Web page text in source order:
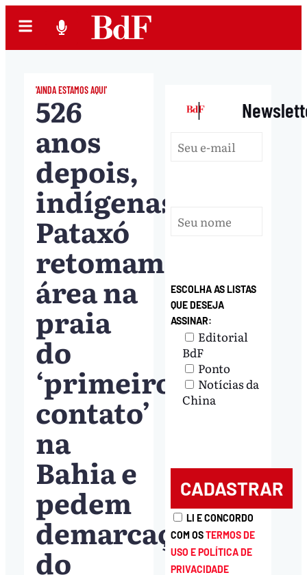
'AINDA ESTAMOS AQUI'
526
anos
depois,
indígenas
Pataxó
retomam
área na
praia
do
‘primeiro
contato’
na
Bahia e
pedem
demarcação
do
|
ESCOLHA AS LISTAS
QUE DESEJA
ASSINAR:
Editorial
BdF
Ponto
Notícias da
China
LI E CONCORDO
COM OSTERMOS DE
USO E POLÍTICA DE
PRIVACIDADE